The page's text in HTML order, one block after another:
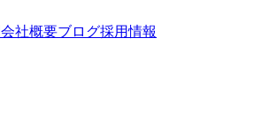
会社概要ブログ採用情報